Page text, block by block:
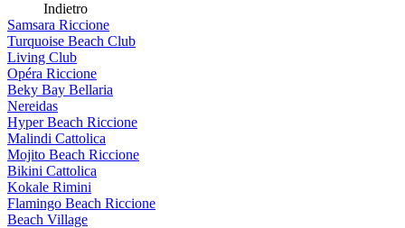
Indietro
Samsara Riccione
Turquoise Beach Club
Living Club
Opéra Riccione
Beky Bay Bellaria
Nereidas
Hyper Beach Riccione
Malindi Cattolica
Mojito Beach Riccione
Bikini Cattolica
Kokale Rimini
Flamingo Beach Riccione
Beach Village